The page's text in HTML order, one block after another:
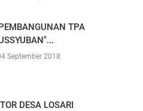
TPA
September 2018
DESA LOSARI